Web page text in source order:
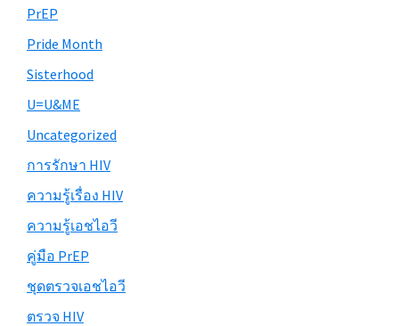
PrEP
Pride Month
Sisterhood
U=U&ME
Uncategorized
การรักษา HIV
ความรู้เรื่อง HIV
ความรู้เอชไอวี
คู่มือ PrEP
ชุดตรวจเอชไอวี
ตรวจ HIV